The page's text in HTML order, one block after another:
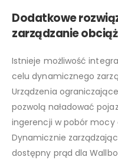
Dodatkowe
zarządzanie
Istnieje możliwość
celu dynamicznego
Urządzenia
pozwolą naładować
ingerencji w pobór
Dynamicznie
dostępny prąd dla